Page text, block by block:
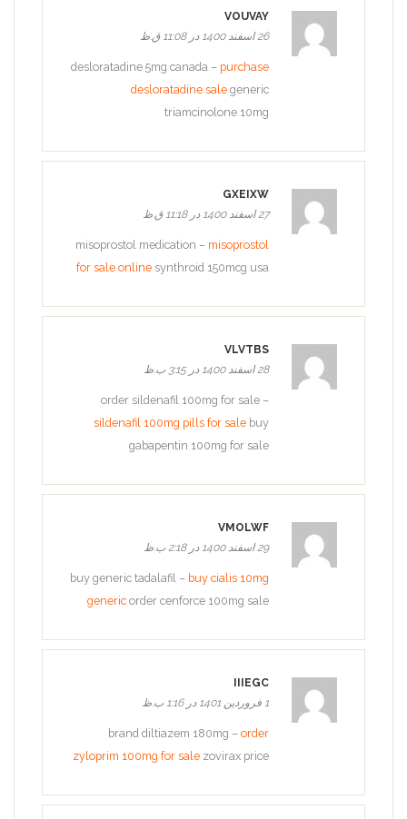
VOUVAY
26 اسفند 1400 در 11:08 ق.ظ
desloratadine 5mg canada – purchase
desloratadine sale generic
triamcinolone 10mg
GXEIXW
27 اسفند 1400 در 11:18 ق.ظ
misoprostol medication – misoprostol
for sale online synthroid 150mcg usa
VLVTBS
28 اسفند 1400 در 3:15 ب.ظ
order sildenafil 100mg for sale –
sildenafil 100mg pills for sale buy
gabapentin 100mg for sale
VMOLWF
29 اسفند 1400 در 2:18 ب.ظ
buy generic tadalafil – buy cialis 10mg
generic order cenforce 100mg sale
IIIEGC
1 فروردین 1401 در 1:16 ب.ظ
brand diltiazem 180mg – order
zyloprim 100mg for sale zovirax price